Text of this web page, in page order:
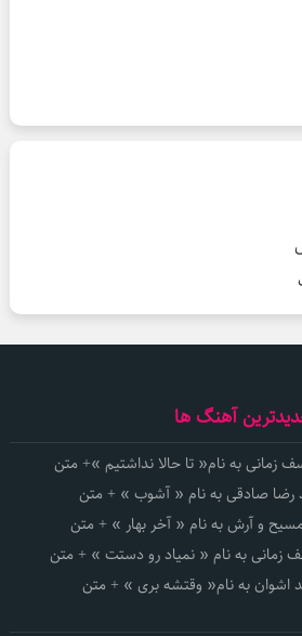
آهنگ ها
زمانی به نام« تا حالا نداشتیم »+ متن
رضا صادقی به نام « آشوب » + متن
و آرش به نام « آخر بهار » + متن
زمانی به نام « نمیاد رو دستت » + متن
اشوان به نام« وقتشه بری » + متن